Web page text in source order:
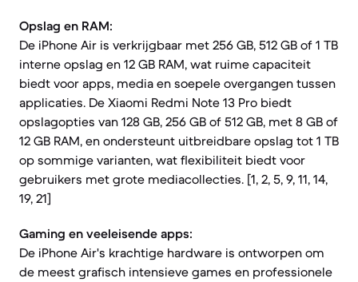
Opslag en RAM:
De iPhone Air is verkrijgbaar met 256 GB, 512 GB of 1 TB
interne opslag en 12 GB RAM, wat ruime capaciteit
biedt voor apps, media en soepele overgangen tussen
applicaties. De Xiaomi Redmi Note 13 Pro biedt
opslagopties van 128 GB, 256 GB of 512 GB, met 8 GB of
12 GB RAM, en ondersteunt uitbreidbare opslag tot 1 TB
op sommige varianten, wat flexibiliteit biedt voor
gebruikers met grote mediacollecties. [1, 2, 5, 9, 11, 14,
19, 21]
Gaming en veeleisende apps:
De iPhone Air's krachtige hardware is ontworpen om
de meest grafisch intensieve games en professionele